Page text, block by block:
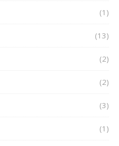
(1)
(13)
(2)
(2)
(3)
(1)